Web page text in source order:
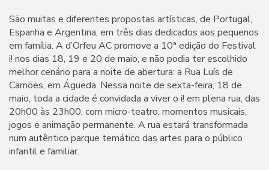
São muitas e diferentes propostas artísticas, de Portugal,
Espanha e Argentina, em três dias dedicados aos pequenos
em família. A d’Orfeu AC promove a 10ª edição do Festival
i! nos dias 18, 19 e 20 de maio, e não podia ter escolhido
melhor cenário para a noite de abertura: a Rua Luís de
Camões, em Águeda. Nessa noite de sexta-feira, 18 de
maio, toda a cidade é convidada a viver o i! em plena rua, das
20h00 às 23h00, com micro-teatro, momentos musicais,
jogos e animação permanente. A rua estará transformada
num autêntico parque temático das artes para o público
infantil e familiar.